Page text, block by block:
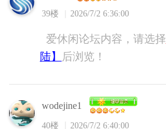
39楼 2026/7/2 6:36:00
爱休闲论坛内容，请选择
陆】
后浏览！
wodejine1
40楼 2026/7/2 6:40:00